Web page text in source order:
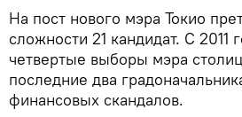
На пост нового мэра Токио
сложности 21 кандидат. С 2011
четвертые выборы мэра
последние два
финансовых скандалов.